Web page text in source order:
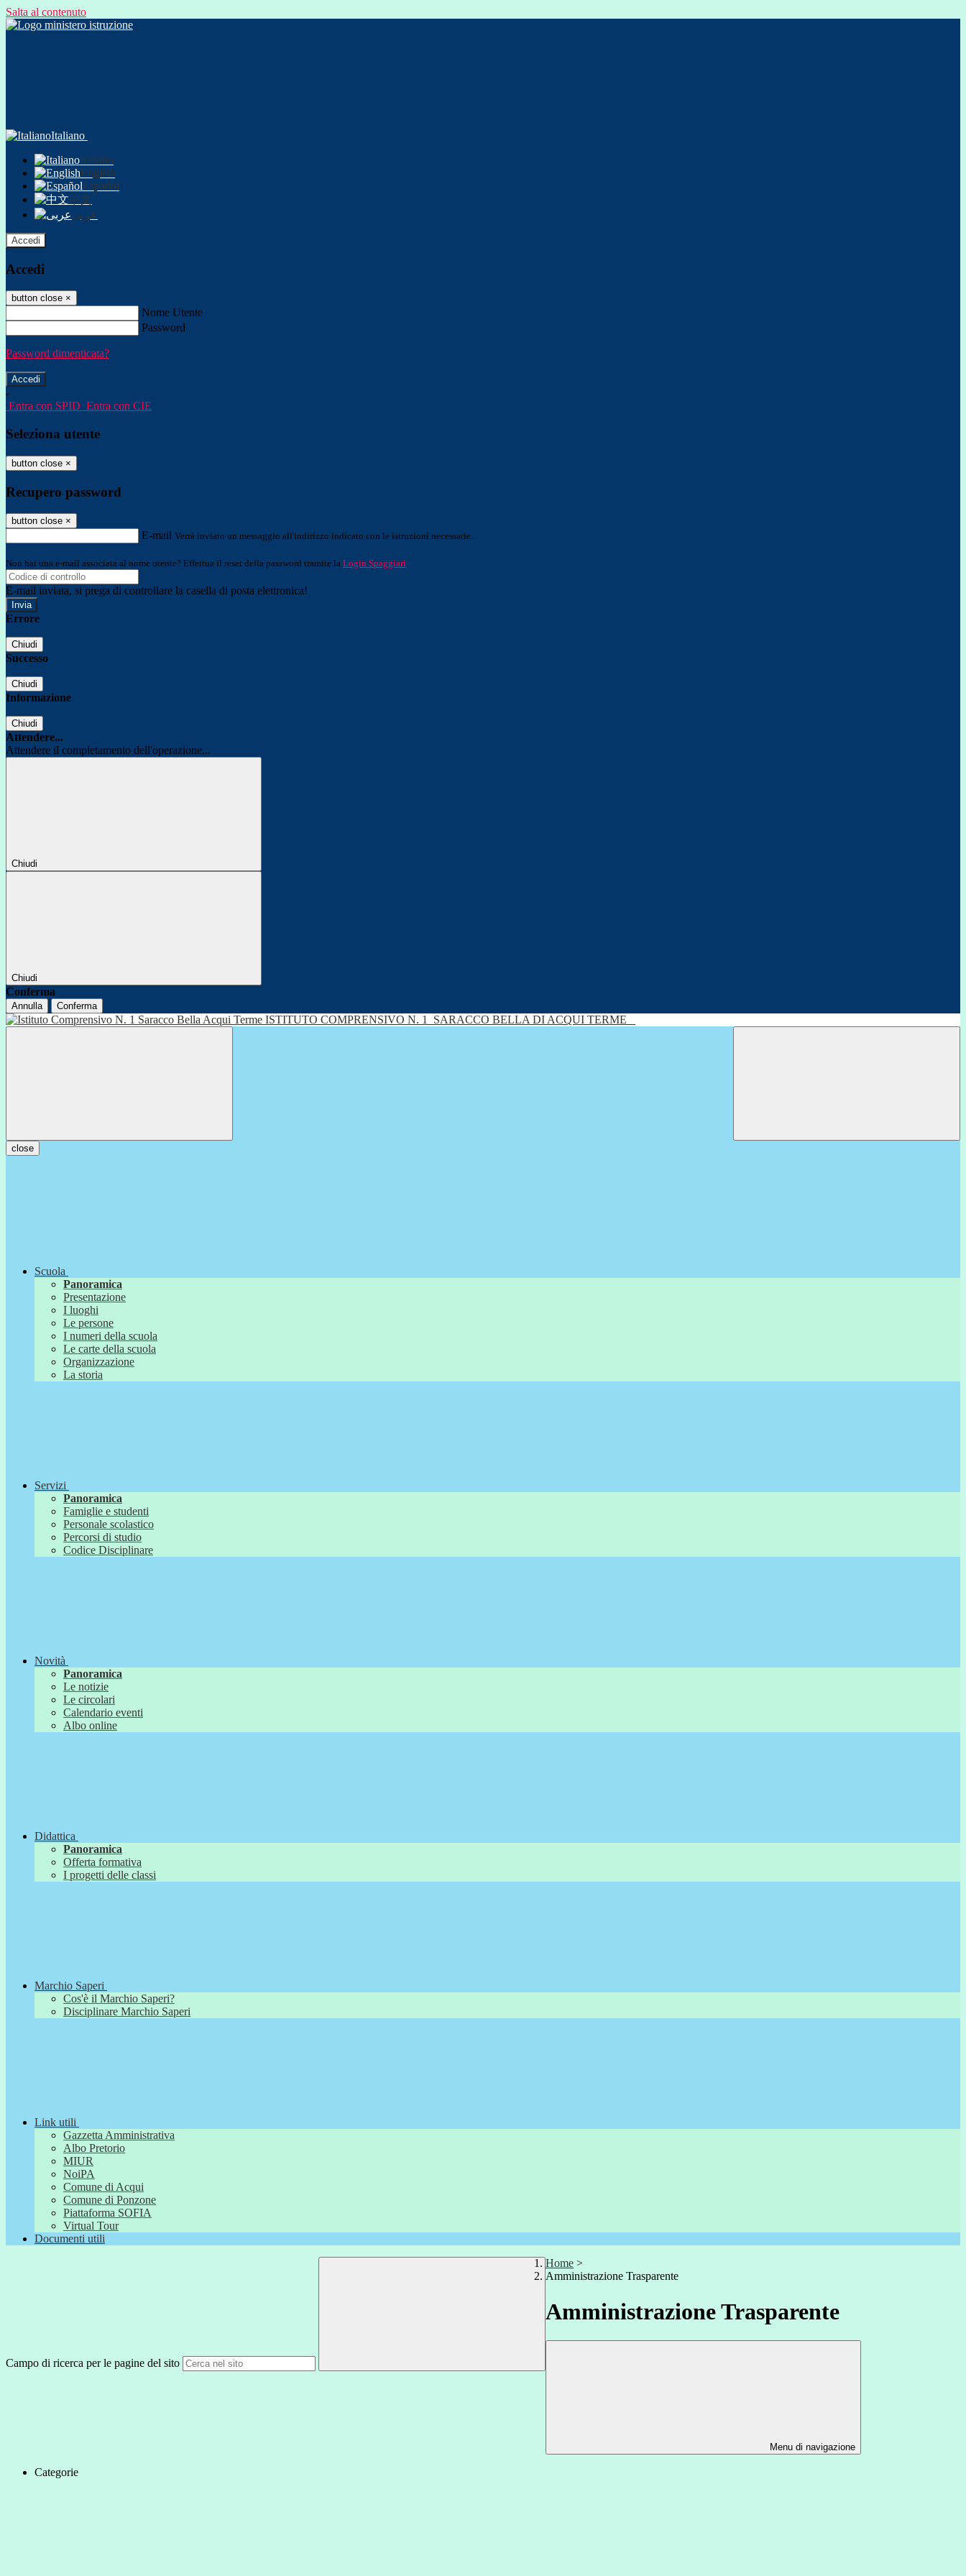
Salta al contenuto
Italiano
Italiano
English
Español
中文
عربى
Accedi
Accedi
button close ×
Nome Utente
Password
Password dimenticata?
-
Entra con SPID Entra con CIE
Seleziona utente
button close ×
Recupero password
button close ×
E-mail Verrà inviato un messaggio all'indirizzo indicato con le istruzioni necessarie.
Non hai una e-mail associata al nome utente? Effettua il reset della password tramite la Login Spaggiari
E-mail inviata, si prega di controllare la casella di posta elettronica!
Errore
Chiudi
Successo
Chiudi
Informazione
Chiudi
Attendere...
Attendere il completamento dell'operazione...
Chiudi
Chiudi
Conferma
Annulla Conferma
ISTITUTO COMPRENSIVO N. 1 SARACCO BELLA DI ACQUI TERME
close
Scuola
Panoramica
Presentazione
I luoghi
Le persone
I numeri della scuola
Le carte della scuola
Organizzazione
La storia
Servizi
Panoramica
Famiglie e studenti
Personale scolastico
Percorsi di studio
Codice Disciplinare
Novità
Panoramica
Le notizie
Le circolari
Calendario eventi
Albo online
Didattica
Panoramica
Offerta formativa
I progetti delle classi
Marchio Saperi
Cos'è il Marchio Saperi?
Disciplinare Marchio Saperi
Link utili
Gazzetta Amministrativa
Albo Pretorio
MIUR
NoiPA
Comune di Acqui
Comune di Ponzone
Piattaforma SOFIA
Virtual Tour
Documenti utili
Campo di ricerca per le pagine del sito
Home >
Amministrazione Trasparente
Amministrazione Trasparente
Menu di navigazione
Categorie